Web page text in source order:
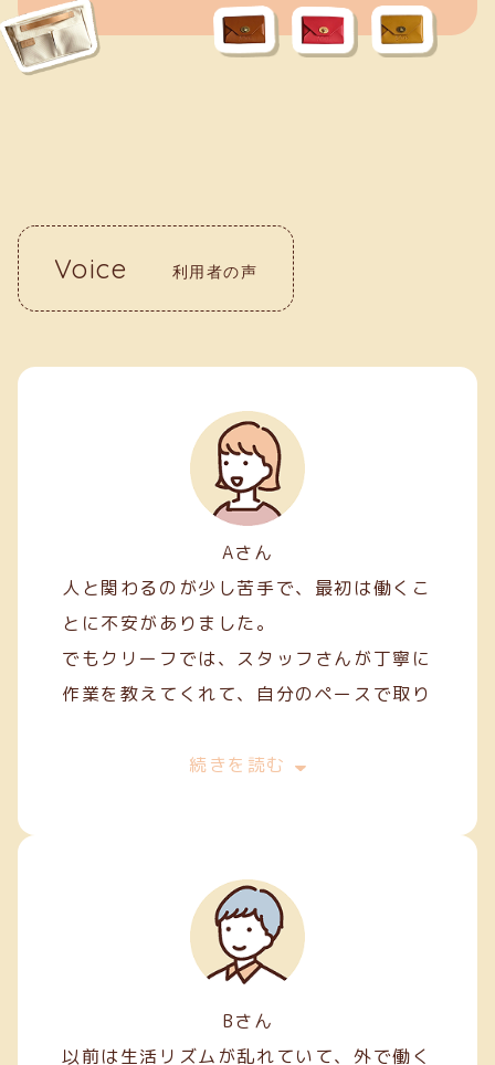
Voice 利用者の声
Aさん
人と関わるのが少し苦手で、最初は働くこ
とに不安がありました。
でもクリーフでは、スタッフさんが丁寧に
作業を教えてくれて、自分のペースで取り
最初は両面テープ貼りや裁縫などの簡単な
続きを読む
Bさん
以前は生活リズムが乱れていて、外で働く